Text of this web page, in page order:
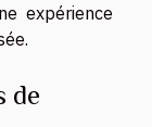
expérience
de